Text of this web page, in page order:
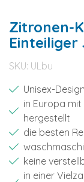
Zitronen-
SKU: ULbu
Unisex-Design
in Europa
hergestellt
die besten
keine
in einer